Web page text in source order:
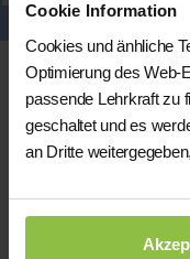
Cookie Information
Cookies und änhliche
Optimierung des Web-
passende Lehrkraft zu
geschaltet und es
an Dritte weitergegeben,